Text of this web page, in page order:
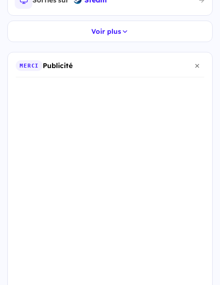
Voir plus
MERCI Publicité